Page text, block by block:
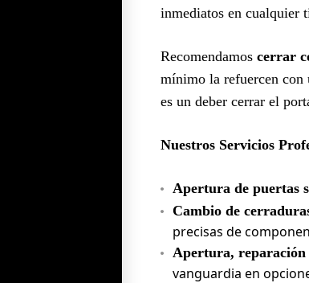
inmediatos en cualquier
Recomendamos cerrar
mínimo la refuercen con
es un deber cerrar el
Nuestros Servicios
Apertura de puertas
Cambio de
precisas de
Apertura, reparación
vanguardia en